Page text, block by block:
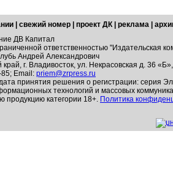
свежий номер проект ДК реклама
ДВ Капитал
ответственностью "Издательская
Андрей Александрович
г. Владивосток, ул. Некрасовская д. 36
Email: priem@zrpress.ru
принятия решения о регистрации: серия
технологий и массовых
категории 18+. Политика